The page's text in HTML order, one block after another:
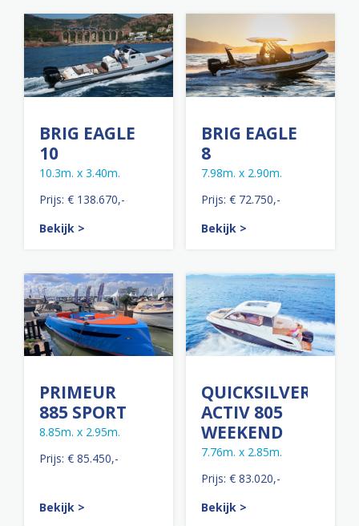
BRIG EAGLE
10
10.3m. x 3.40m.
Prijs: € 138.670,-
Bekijk >
BRIG EAGLE
8
7.98m. x 2.90m.
Prijs: € 72.750,-
Bekijk >
PRIMEUR
885 SPORT
8.85m. x 2.95m.
Prijs: € 85.450,-
Bekijk >
QUICKSILVER
ACTIV 805
WEEKEND
7.76m. x 2.85m.
Prijs: € 83.020,-
Bekijk >